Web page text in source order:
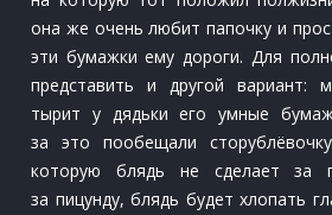
она же очень любит папочку и
эти бумажки ему дороги. Для
представить и другой вариант:
тырит у дядьки его умные
за это пообещали
которую блядь не сделает за
за пицунду, блядь будет хлопать